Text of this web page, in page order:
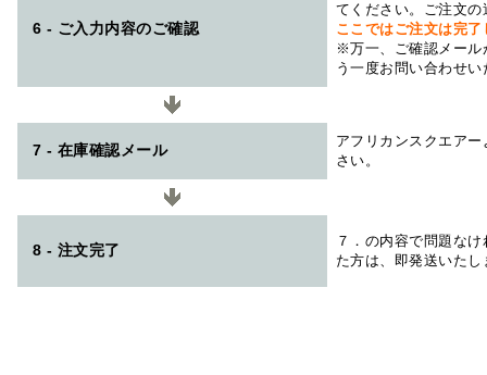
6 - ご入力内容のご確認
てください。ご注文
ここではご注文は完
※万一、ご確認メール
う一度お問い合わせ
7 - 在庫確認メール
アフリカンスクエアー
さい。
8 - 注文完了
７．の内容で問題な
た方は、即発送いたし